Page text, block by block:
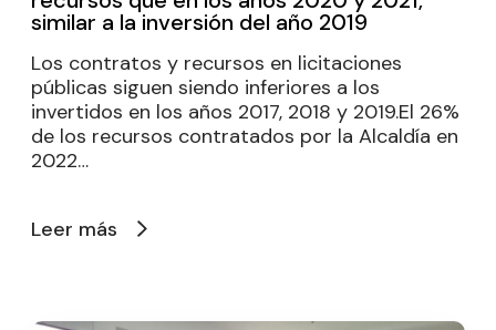
similar a la inversión del año 2019
Los contratos y recursos en licitaciones
públicas siguen siendo inferiores a los
invertidos en los años 2017, 2018 y 2019.El 26%
de los recursos contratados por la Alcaldía en
2022…
Leer más